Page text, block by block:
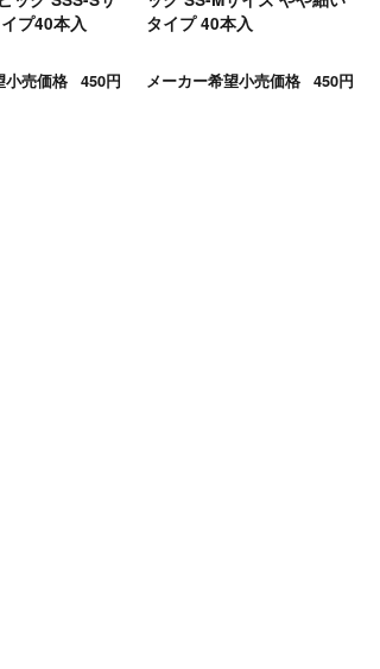
プ40本入
小売価格 450円
タイプ 40本入
メーカー希望小売価格 450円